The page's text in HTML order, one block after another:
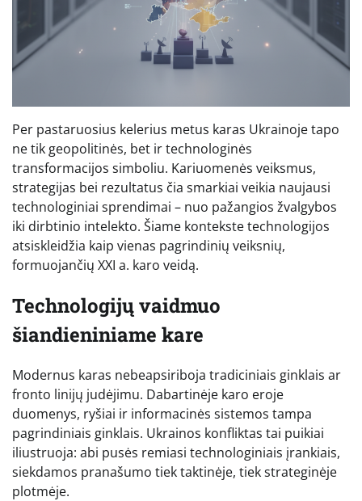
Per pastaruosius kelerius metus karas Ukrainoje tapo
ne tik geopolitinės, bet ir technologinės
transformacijos simboliu. Kariuomenės veiksmus,
strategijas bei rezultatus čia smarkiai veikia naujausi
technologiniai sprendimai – nuo pažangios žvalgybos
iki dirbtinio intelekto. Šiame kontekste technologijos
atsiskleidžia kaip vienas pagrindinių veiksnių,
formuojančių XXI a. karo veidą.
Technologijų vaidmuo
šiandieniniame kare
Modernus karas nebeapsiriboja tradiciniais ginklais ar
fronto linijų judėjimu. Dabartinėje karo eroje
duomenys, ryšiai ir informacinės sistemos tampa
pagrindiniais ginklais. Ukrainos konfliktas tai puikiai
iliustruoja: abi pusės remiasi technologiniais įrankiais,
siekdamos pranašumo tiek taktinėje, tiek strateginėje
plotmėje.